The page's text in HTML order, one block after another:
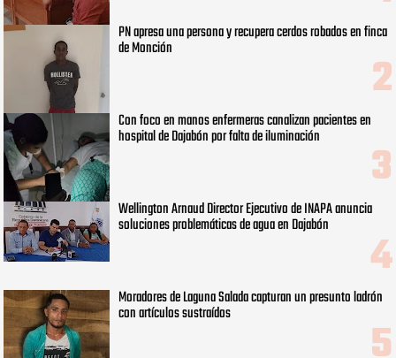
PN apresa una persona y recupera cerdos robados en finca
de Monción
Con foco en manos enfermeras canalizan pacientes en
hospital de Dajabón por falta de iluminación
Wellington Arnaud Director Ejecutivo de INAPA anuncia
soluciones problemáticas de agua en Dajabón
Moradores de Laguna Salada capturan un presunto ladrón
con artículos sustraídos